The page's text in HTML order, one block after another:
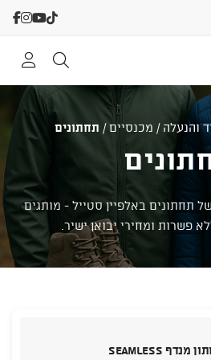
והנעלה / מכנסיים/ תחתונים
תחתונים באלפיין סטייל - מותגים
פשרות ומחירי יבואן ישיר.